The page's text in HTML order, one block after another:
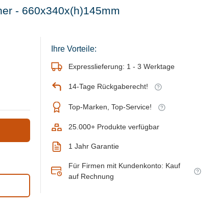
- 660x340x(h)145mm
Ihre Vorteile:
Expresslieferung: 1 - 3 Werktage
14-Tage Rückgaberecht!
Top-Marken, Top-Service!
25.000+ Produkte verfügbar
1 Jahr Garantie
Für Firmen mit Kundenkonto: Kauf
auf Rechnung